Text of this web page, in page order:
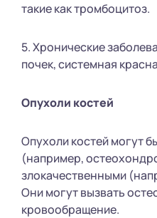
такие как тромбоцитоз.
5. Хронические
почек, системная
Опухоли костей
Опухоли костей могут
(например,
злокачественными
Они могут вызвать
кровообращение.